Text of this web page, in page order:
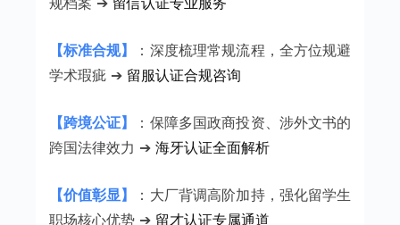
【标准合规】
：深度梳理常规流程，全方位规避
学术瑕疵 ➔ 留服认证合规咨询
【跨境公证】
：保障多国政商投资、涉外文书的
跨国法律效力 ➔ 海牙认证全面解析
【价值彰显】
：大厂背调高阶加持，强化留学生
职场核心优势 ➔ 留才认证专属通道